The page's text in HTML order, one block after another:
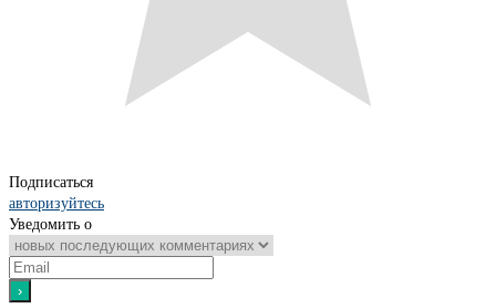
Подписаться
авторизуйтесь
Уведомить о